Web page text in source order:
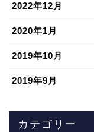
2022年12月
2020年1月
2019年10月
2019年9月
カテゴリー